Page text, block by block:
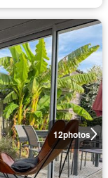
12photos